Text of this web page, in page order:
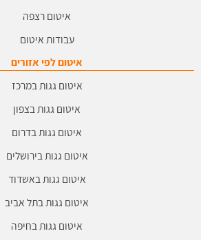
איטום רצפה
עבודות איטום
איטום לפי אזורים
איטום גגות במרכז
איטום גגות בצפון
איטום גגות בדרום
איטום גגות בירושלים
איטום גגות באשדוד
איטום גגות בתל אביב
איטום גגות בחיפה